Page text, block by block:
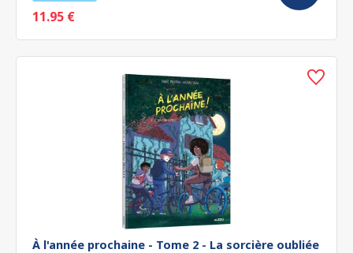
11.95 €
À l'année prochaine - Tome 2 - La sorcière oubliée